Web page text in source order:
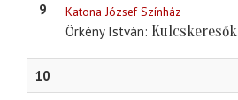
9
Katona József Színház
Örkény István Kulcskeresők
10